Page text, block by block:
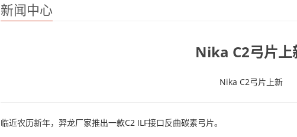
新闻中心
Nika C2弓片上
Nika C2弓片上新
临近农历新年，羿龙厂家推出一款C2 ILF接口反曲碳素弓片。